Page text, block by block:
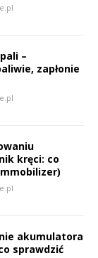
–
zapłonie
kręci: co
akumulatora
sprawdzić